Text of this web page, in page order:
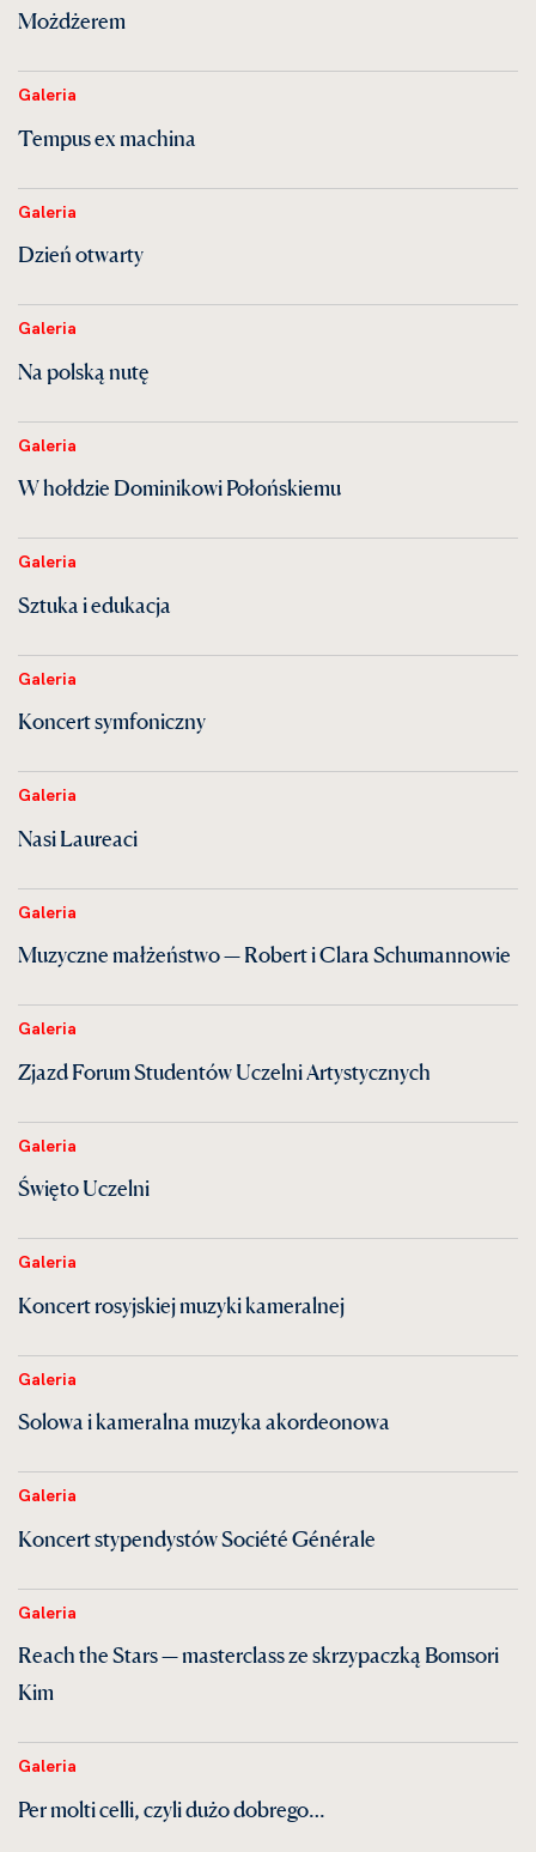
Możdżerem
Galeria
Tempus ex machina
Galeria
Dzień otwarty
Galeria
Na polską nutę
Galeria
W hołdzie Dominikowi Połońskiemu
Galeria
Sztuka i edukacja
Galeria
Koncert symfoniczny
Galeria
Nasi Laureaci
Galeria
Muzyczne małżeństwo — Robert i Clara Schumannowie
Galeria
Zjazd Forum Studentów Uczelni Artystycznych
Galeria
Święto Uczelni
Galeria
Koncert rosyjskiej muzyki kameralnej
Galeria
Solowa i kameralna muzyka akordeonowa
Galeria
Koncert stypendystów Société Générale
Galeria
Reach the Stars — masterclass ze skrzypaczką Bomsori
Kim
Galeria
Per molti celli, czyli dużo dobrego…